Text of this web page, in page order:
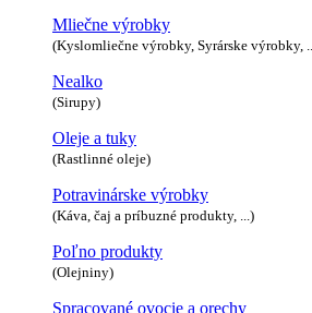
Mliečne výrobky
(Kyslomliečne výrobky, Syrárske výrobky,
Nealko
(Sirupy)
Oleje a tuky
(Rastlinné oleje)
Potravinárske výrobky
(Káva, čaj a príbuzné produkty, ...)
Poľno produkty
(Olejniny)
Spracované ovocie a orechy